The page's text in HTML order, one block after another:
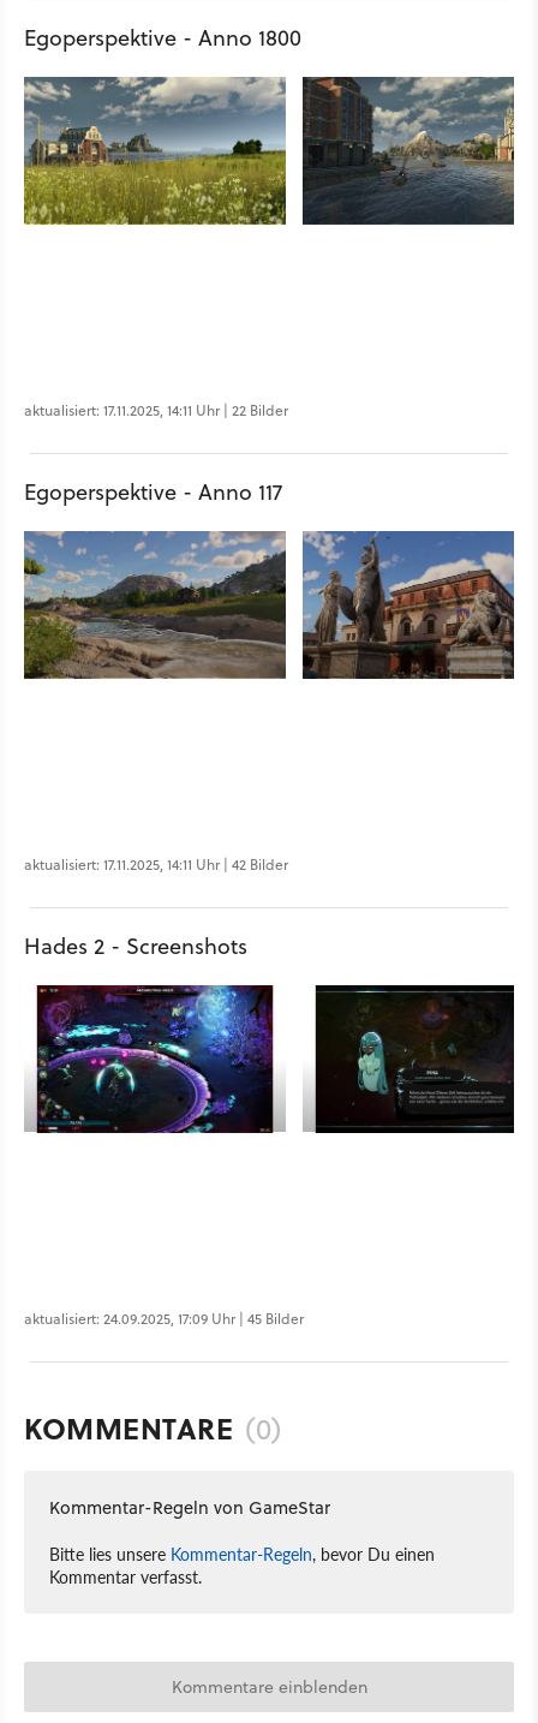
Egoperspektive - Anno 1800
aktualisiert: 17.11.2025, 14:11 Uhr | 22 Bilder
Egoperspektive - Anno 117
aktualisiert: 17.11.2025, 14:11 Uhr | 42 Bilder
Hades 2 - Screenshots
aktualisiert: 24.09.2025, 17:09 Uhr | 45 Bilder
KOMMENTARE (0)
Kommentar-Regeln von GameStar
Bitte lies unsere Kommentar-Regeln, bevor Du einen
Kommentar verfasst.
Kommentare einblenden